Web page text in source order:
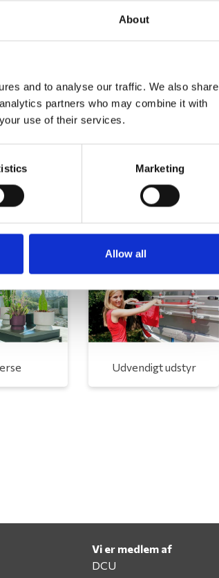
About
and to analyse our traffic. We also share
partners who may combine it with
use of their services.
Marketing
Allow all
Udvendigt udstyr
Vi er medlem af
DCU